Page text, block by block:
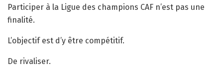
Participer à la Ligue des champions CAF n’est pas une
finalité.
L’objectif est d’y être compétitif.
De rivaliser.